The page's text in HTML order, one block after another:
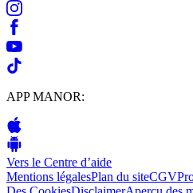
APP MANOR:
Vers le Centre d’aide
Mentions légalesPlan du siteCGV